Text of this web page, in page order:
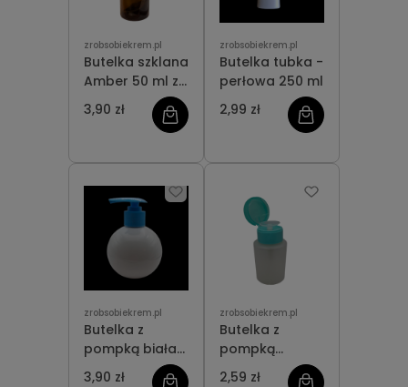
zrobsobiekrem.pl
Butelka szklana
Amber 50 ml z
atomizerem
3,90 zł
zrobsobiekrem.pl
Butelka tubka -
perłowa 250 ml
2,99 zł
zrobsobiekrem.pl
Butelka z
pompką biała
300 ml
3,90 zł
zrobsobiekrem.pl
Butelka z
pompką
dozującą 150 ml
2,59 zł